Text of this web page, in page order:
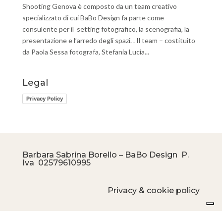
Shooting Genova è composto da un team creativo
specializzato di cui BaBo Design fa parte come
consulente per il setting fotografico, la scenografia, la
presentazione e l’arredo degli spazi. . Il team – costituito
da Paola Sessa fotografa, Stefania Lucia...
Legal
Privacy Policy
Barbara Sabrina Borello – BaBo Design P.
Iva 02579610995
Privacy & cookie policy